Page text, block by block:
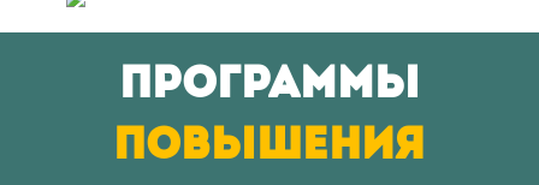
Программы
повышения